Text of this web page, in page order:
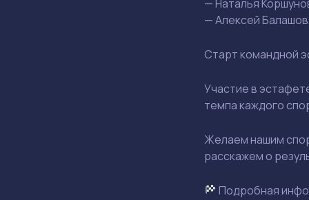
— Наталья
— Алексей
Старт командной
Участие в
темпа каждого
Желаем нашим
расскажем о
Подробная